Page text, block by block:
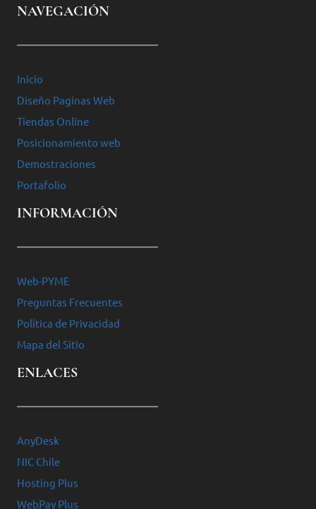
NAVEGACIÓN
Inicio
Diseño Paginas Web
Tiendas Online
Posicionamiento web
Demostraciones
Portafolio
INFORMACIÓN
Web-PYME
Preguntas Frecuentes
Política de Privacidad
Mapa del Sitio
ENLACES
AnyDesk
NIC Chile
Hosting Plus
WebPay Plus